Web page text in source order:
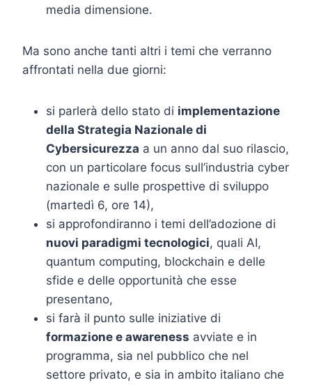
media dimensione.
Ma sono anche tanti altri i temi che verranno
affrontati nella due giorni:
si parlerà dello stato di implementazione
della Strategia Nazionale di
Cybersicurezza a un anno dal suo rilascio,
con un particolare focus sull’industria cyber
nazionale e sulle prospettive di sviluppo
(martedì 6, ore 14),
si approfondiranno i temi dell’adozione di
nuovi paradigmi tecnologici, quali AI,
quantum computing, blockchain e delle
sfide e delle opportunità che esse
presentano,
si farà il punto sulle iniziative di
formazione e awareness avviate e in
programma, sia nel pubblico che nel
settore privato, e sia in ambito italiano che